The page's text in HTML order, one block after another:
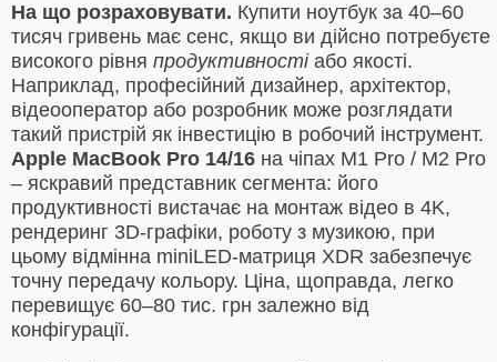
На що розраховувати. Купити ноутбук за 40–60
тисяч гривень має сенс, якщо ви дійсно потребуєте
високого рівня продуктивностіабо якості.
Наприклад, професійний дизайнер, архітектор,
відеооператор або розробник може розглядати
такий пристрій як інвестицію в робочий інструмент.
Apple MacBook Pro 14/16 на чіпах M1 Pro / M2 Pro
– яскравий представник сегмента: його
продуктивності вистачає на монтаж відео в 4K,
рендеринг 3D-графіки, роботу з музикою, при
цьому відмінна miniLED-матриця XDR забезпечує
точну передачу кольору. Ціна, щоправда, легко
перевищує 60–80 тис. грн залежно від
конфігурації.